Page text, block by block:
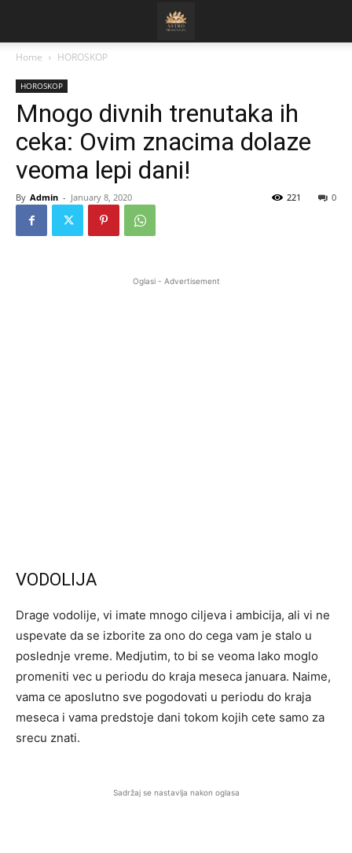
Home HOROSKOP
HOROSKOP
Mnogo divnih trenutaka ih
ceka: Ovim znacima dolaze
veoma lepi dani!
By Admin - January 8, 2020 0
221
Oglasi - Advertisement
VODOLIJA
Drage vodolije, vi imate mnogo ciljeva i ambicija, ali vi ne
uspevate da se izborite za ono do cega vam je stalo u
poslednje vreme. Medjutim, to bi se veoma lako moglo
promeniti vec u periodu do kraja meseca januara. Naime,
vama ce aposlutno sve pogodovati u periodu do kraja
meseca i vama predstoje dani tokom kojih cete samo za
srecu znati.
Sadržaj se nastavlja nakon oglasa